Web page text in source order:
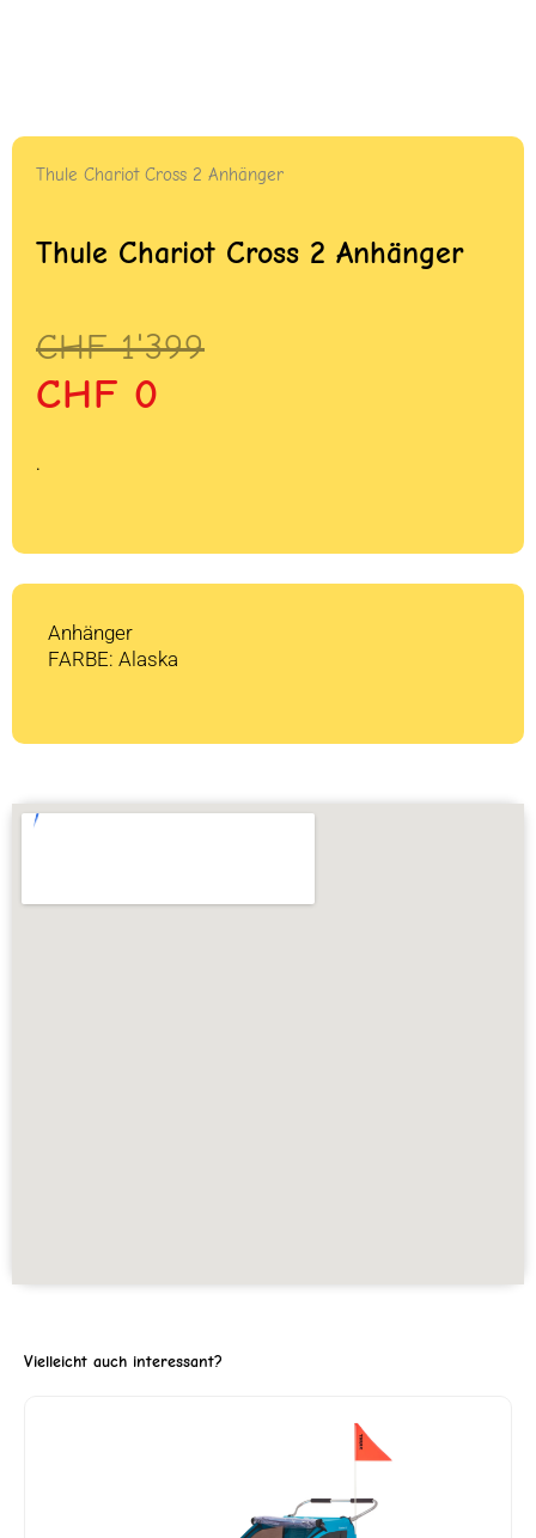
Thule Chariot Cross 2 Anhänger
Thule Chariot Cross 2 Anhänger
CHF1'399
Ursprünglicher
Preis
war:
CHF 1'399
CHF 0
Aktueller
Preis
ist:
CHF 0.
.
Anhänger
FARBE: Alaska
Vielleicht auch interessant?